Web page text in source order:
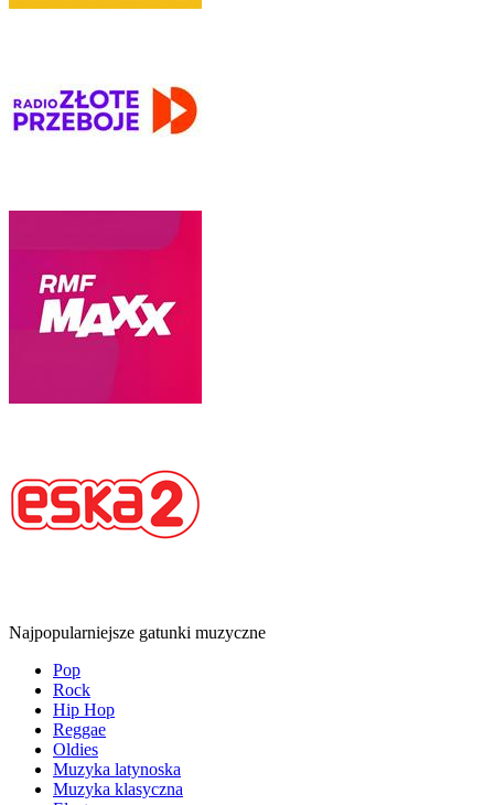
Najpopularniejsze gatunki muzyczne
Pop
Rock
Hip Hop
Reggae
Oldies
Muzyka latynoska
Muzyka klasyczna